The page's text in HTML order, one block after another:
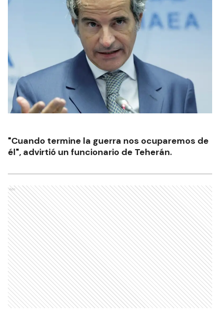
"Cuando termine la guerra nos ocuparemos de
él", advirtió un funcionario de Teherán.
Ads